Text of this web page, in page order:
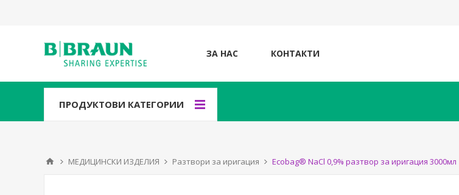
ЗА НАС КОНТАКТИ
ПРОДУКТОВИ КАТЕГОРИИ
МЕДИЦИНСКИ ИЗДЕЛИЯ Разтвори за иригация Ecobag® NaCl 0,9% разтвор за иригация 3000мл